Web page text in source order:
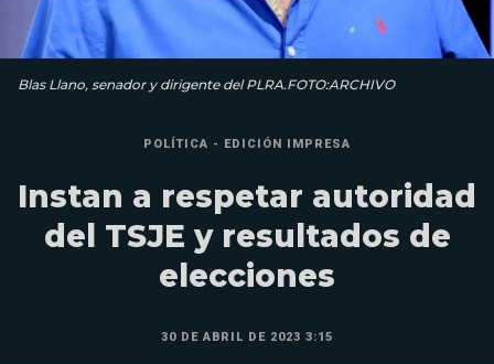
Blas Llano, senador y dirigente del PLRA.FOTO:ARCHIVO
POLÍTICA - EDICIÓN IMPRESA
Instan a respetar autoridad
del TSJE y resultados de
elecciones
30 DE ABRIL DE 2023 3:15